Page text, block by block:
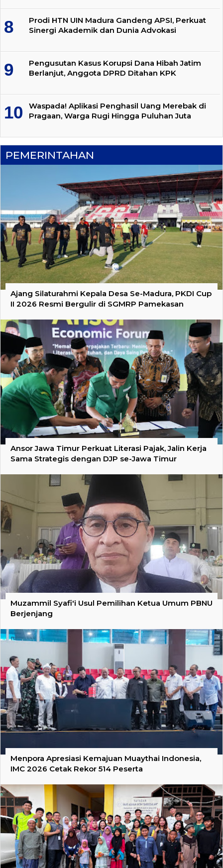
Prodi HTN UIN Madura Gandeng APSI, Perkuat
Sinergi Akademik dan Dunia Advokasi
Pengusutan Kasus Korupsi Dana Hibah Jatim
Berlanjut, Anggota DPRD Ditahan KPK
Waspada! Aplikasi Penghasil Uang Merebak di
Pragaan, Warga Rugi Hingga Puluhan Juta
PEMERINTAHAN
Ajang Silaturahmi Kepala Desa Se-Madura, PKDI Cup
II 2026 Resmi Bergulir di SGMRP Pamekasan
Ansor Jawa Timur Perkuat Literasi Pajak, Jalin Kerja
Sama Strategis dengan DJP se-Jawa Timur
Muzammil Syafi'i Usul Pemilihan Ketua Umum PBNU
Berjenjang
Menpora Apresiasi Kemajuan Muaythai Indonesia,
IMC 2026 Cetak Rekor 514 Peserta